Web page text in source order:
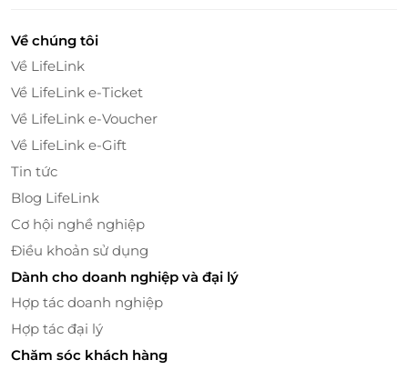
tế của ẩm thực hấp dẫn của Đất nước Mặt Trời Mọc:
Sushi cuộn tôm tempura, sushi cá hồi, sushi cá hồi
cay... và nước chấm đi kèm.
Về chúng tôi
Về LifeLink
Về LifeLink e-Ticket
Về LifeLink e-Voucher
Về LifeLink e-Gift
Tin tức
Blog LifeLink
Cơ hội nghề nghiệp
Điều khoản sử dụng
Dành cho doanh nghiệp và đại lý
Hợp tác doanh nghiệp
Hợp tác đại lý
Chăm sóc khách hàng